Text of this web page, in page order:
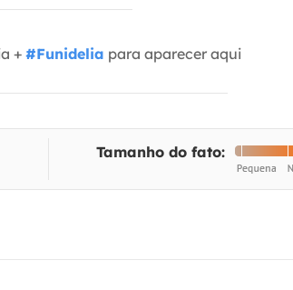
+ #Funidelia para aparecer aqui
Tamanho do fato: